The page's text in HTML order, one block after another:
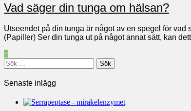
Vad säger din tunga om hälsan?
Utseendet på din tunga är något av en spegel för
(Papiller) Ser din tunga ut på något annat sätt, kan
+
Sök
efter:
Senaste inlägg